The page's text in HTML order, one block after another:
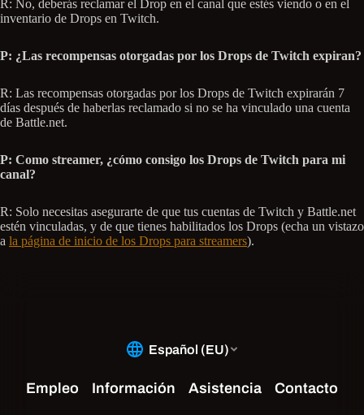
R: No, deberás reclamar el Drop en el canal que estés viendo o en el
inventario de Drops en Twitch.
P: ¿Las recompensas otorgadas por los Drops de Twitch expiran?
R: Las recompensas otorgadas por los Drops de Twitch expirarán 7
días después de haberlas reclamado si no se ha vinculado una cuenta
de Battle.net.
P: Como streamer, ¿cómo consigo los Drops de Twitch para mi
canal?
R: Solo necesitas asegurarte de que tus cuentas de Twitch y Battle.net
estén vinculadas, y de que tienes habilitados los Drops (echa un vistazo
a la página de inicio de los Drops para streamers).